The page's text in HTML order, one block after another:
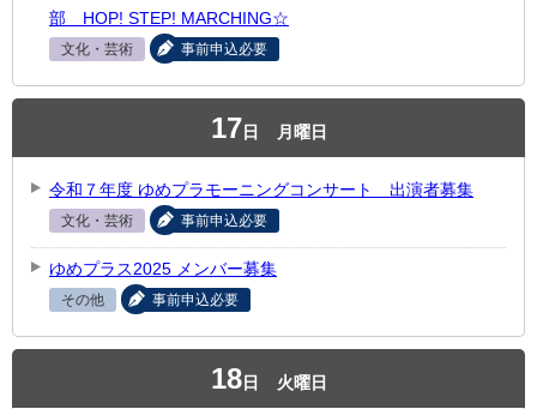
部 HOP! STEP! MARCHING☆
文化・芸術 事前申込必要
17 日 月曜日
令和７年度 ゆめプラモーニングコンサート 出演者募集
文化・芸術 事前申込必要
ゆめプラス2025 メンバー募集
その他 事前申込必要
18日 火曜日